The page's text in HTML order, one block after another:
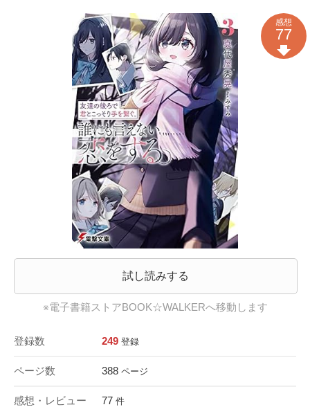
試し読みする
※電子書籍ストアBOOK☆WALKERへ移動します
登録数 249 登録
ページ数 388 ページ
感想・レビュー 77 件
感想
77